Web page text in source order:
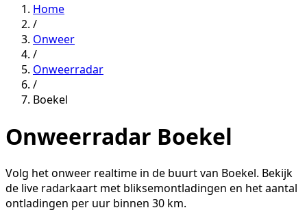
Home
/
Onweer
/
Onweerradar
/
Boekel
Onweerradar Boekel
Volg het onweer realtime in de buurt van Boekel. Bekijk
de live radarkaart met bliksemontladingen en het aantal
ontladingen per uur binnen 30 km.